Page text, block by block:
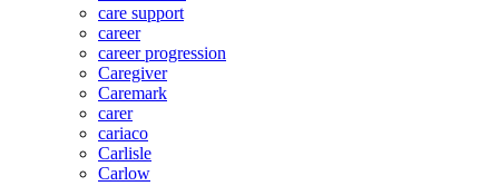
care support
career
career progression
Caregiver
Caremark
carer
cariaco
Carlisle
Carlow